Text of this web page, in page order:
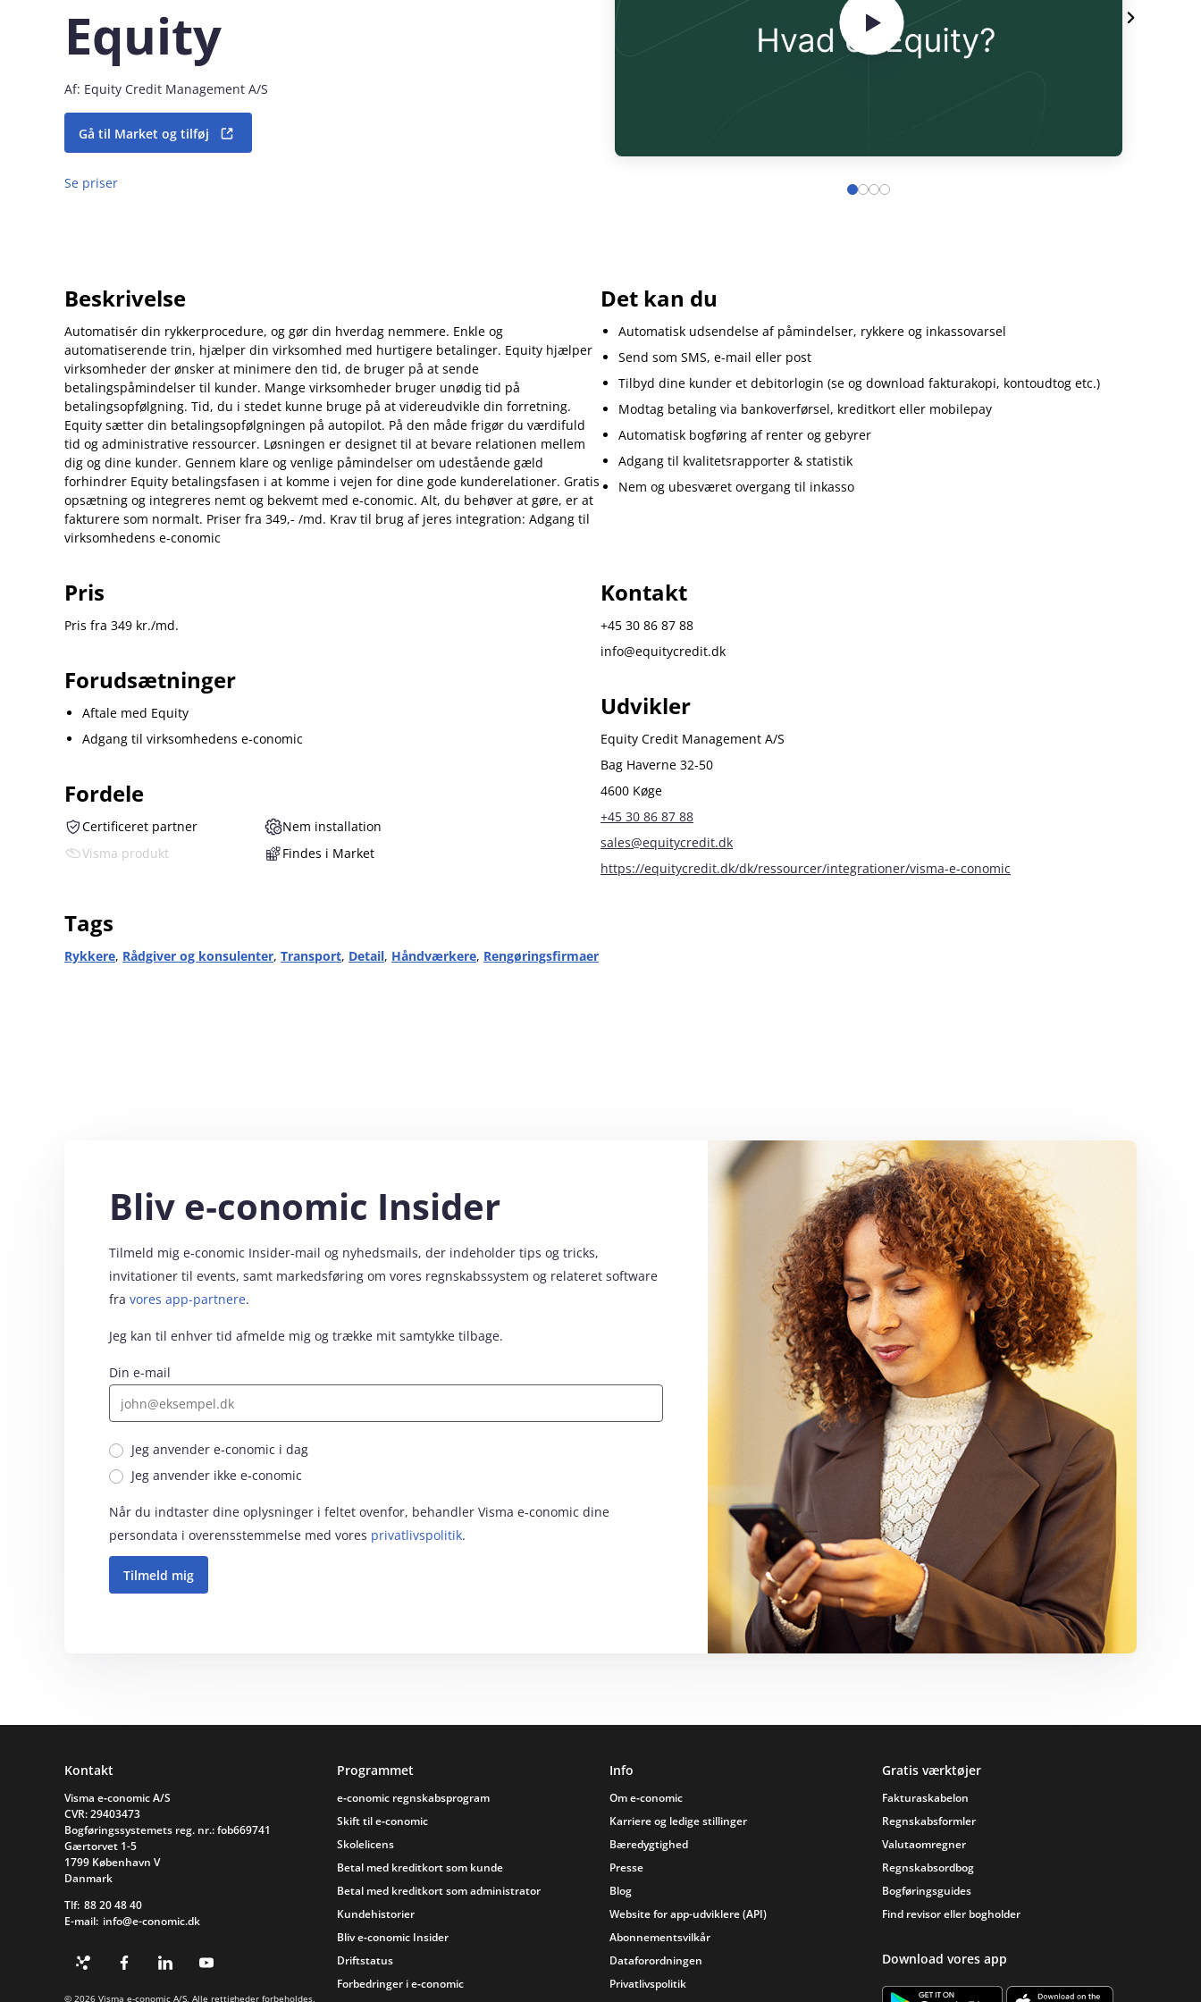
Equity
Af: Equity Credit Management A/S
Gå til Market og tilføj
Se priser
Beskrivelse
Automatisér din rykkerprocedure, og gør din hverdag nemmere. Enkle og
automatiserende trin, hjælper din virksomhed med hurtigere betalinger. Equity hjælper
virksomheder der ønsker at minimere den tid, de bruger på at sende
betalingspåmindelser til kunder. Mange virksomheder bruger unødig tid på
betalingsopfølgning. Tid, du i stedet kunne bruge på at videreudvikle din forretning.
Equity sætter din betalingsopfølgningen på autopilot. På den måde frigør du værdifuld
tid og administrative ressourcer. Løsningen er designet til at bevare relationen mellem
dig og dine kunder. Gennem klare og venlige påmindelser om udestående gæld
forhindrer Equity betalingsfasen i at komme i vejen for dine gode kunderelationer. Gratis
opsætning og integreres nemt og bekvemt med e‑conomic. Alt, du behøver at gøre, er at
fakturere som normalt. Priser fra 349,- /md. Krav til brug af jeres integration: Adgang til
virksomhedens e‑conomic
Det kan du
Automatisk udsendelse af påmindelser, rykkere og inkassovarsel
Send som SMS, e-mail eller post
Tilbyd dine kunder et debitorlogin (se og download fakturakopi, kontoudtog etc.)
Modtag betaling via bankoverførsel, kreditkort eller mobilepay
Automatisk bogføring af renter og gebyrer
Adgang til kvalitetsrapporter & statistik
Nem og ubesværet overgang til inkasso
Pris
Pris fra 349 kr./md.
Forudsætninger
Aftale med Equity
Adgang til virksomhedens e‑conomic
Fordele
Certificeret partner
Nem installation
Visma produkt
Findes i Market
Kontakt
+45 30 86 87 88
info@equitycredit.dk
Udvikler
Equity Credit Management A/S
Bag Haverne 32-50
4600 Køge
+45 30 86 87 88
sales@equitycredit.dk
https://equitycredit.dk/dk/ressourcer/integrationer/visma-e‑conomic
Tags
Rykkere, Rådgiver og konsulenter, Transport, Detail, Håndværkere, Rengøringsfirmaer
Bliv e‑conomic Insider
Tilmeld mig e‑conomic Insider-mail og nyhedsmails, der indeholder tips og tricks,
invitationer til events, samt markedsføring om vores regnskabssystem og relateret software
fra vores app-partnere.
Jeg kan til enhver tid afmelde mig og trække mit samtykke tilbage.
Din e-mail
Jeg anvender e‑conomic i dag
Jeg anvender ikke e‑conomic
Når du indtaster dine oplysninger i feltet ovenfor, behandler Visma e‑conomic dine
persondata i overensstemmelse med vores privatlivspolitik.
Sidefod
Kontakt
Visma e‑conomic A/S
CVR: 29403473
Bogføringssystemets reg. nr.: fob669741
Gærtorvet 1-5
1799 København V
Danmark
Tlf: 88 20 48 40
E-mail: info@e-conomic.dk
© 2026 Visma e‑conomic A/S. Alle rettigheder forbeholdes.
Programmet
e‑conomic regnskabsprogram
Skift til e‑conomic
Skolelicens
Betal med kreditkort som kunde
Betal med kreditkort som administrator
Kundehistorier
Bliv e‑conomic Insider
Driftstatus
Forbedringer i e‑conomic
Info
Om e‑conomic
Karriere og ledige stillinger
Bæredygtighed
Presse
Blog
Website for app-udviklere (API)
Abonnementsvilkår
Dataforordningen
Privatlivspolitik
Gratis værktøjer
Fakturaskabelon
Regnskabsformler
Valutaomregner
Regnskabsordbog
Bogføringsguides
Find revisor eller bogholder
Download vores app